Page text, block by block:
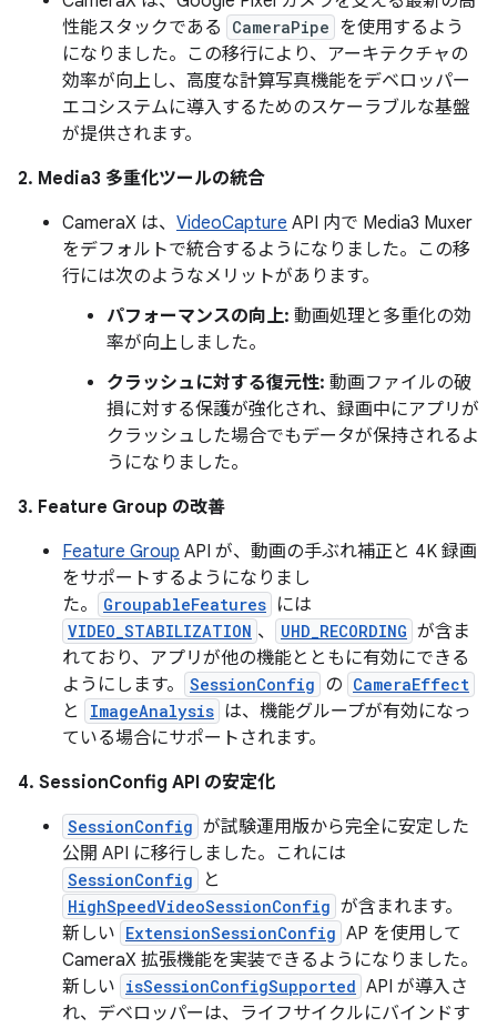
性能スタックである
CameraPipe を使用するよう
になりました。この移行により、アーキテクチャの
効率が向上し、高度な計算写真機能をデベロッパー
エコシステムに導入するためのスケーラブルな基盤
が提供されます。
2. Media3 多重化ツールの統合
CameraX は、 VideoCapture API 内で Media3 Muxer
をデフォルトで統合するようになりました。この移
行には次のようなメリットがあります。
パフォーマンスの向上: 動画処理と多重化の効
率が向上しました。
クラッシュに対する復元性: 動画ファイルの破
損に対する保護が強化され、録画中にアプリが
クラッシュした場合でもデータが保持されるよ
うになりました。
3. Feature Group の改善
Feature Group API が、動画の手ぶれ補正と 4K 録画
をサポートするようになりまし
た。
GroupableFeatures には
VIDEO_STABILIZATION 、 UHD_RECORDING が含ま
れており、アプリが他の機能とともに有効にできる
ようにします。
SessionConfig の CameraEffect
と ImageAnalysis は、機能グループが有効になっ
ている場合にサポートされます。
4. SessionConfig API の安定化
SessionConfig が試験運用版から完全に安定した
公開 API に移行しました。これには
SessionConfig と
HighSpeedVideoSessionConfig が含まれます。
新しい ExtensionSessionConfig AP を使用して
CameraX 拡張機能を実装できるようになりました。
新しい isSessionConfigSupported API が導入さ
れ、デベロッパーは、ライフサイクルにバインドす